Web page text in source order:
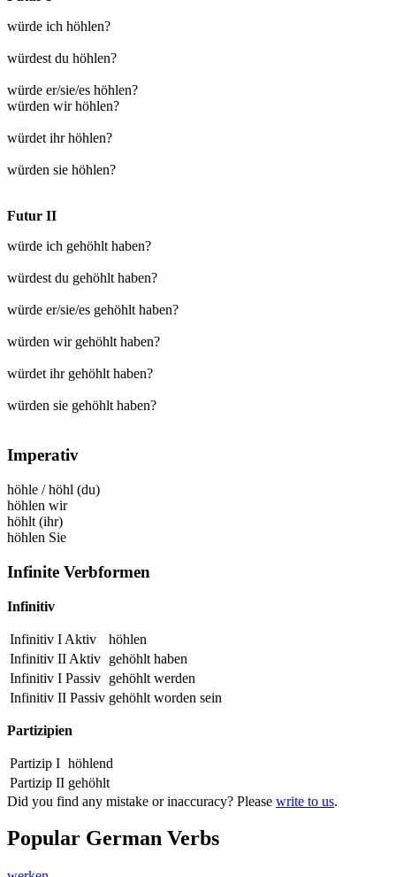
würde ich höhlen?
würdest du höhlen?
würde er/sie/es höhlen?
würden wir höhlen?
würdet ihr höhlen?
würden sie höhlen?
Futur II
würde ich gehöhlt haben?
würdest du gehöhlt haben?
würde er/sie/es gehöhlt haben?
würden wir gehöhlt haben?
würdet ihr gehöhlt haben?
würden sie gehöhlt haben?
Imperativ
höhle /höhl (du)
höhlen wir
höhlt (ihr)
höhlen Sie
Infinite Verbformen
Infinitiv
Infinitiv I Aktiv
höhlen
Infinitiv II Aktiv gehöhlt haben
Infinitiv I Passiv gehöhlt werden
Infinitiv II Passiv gehöhlt worden sein
Partizipien
Partizip I höhlend
Partizip II gehöhlt
Did you find any mistake or inaccuracy? Please write to us.
Popular German Verbs